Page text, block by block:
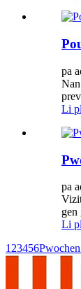
pa
Li
pa
gen
Li
1 23456